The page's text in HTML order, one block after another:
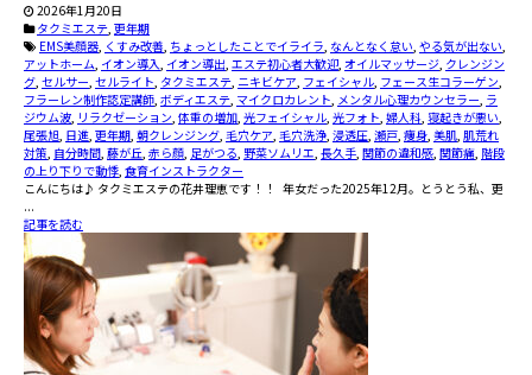
2026年1月20日
タクミエステ, 更年期
EMS美顔器, くすみ改善, ちょっとしたことでイライラ, なんとなく怠い, やる気が出ない,
アットホーム, イオン導入, イオン導出, エステ初心者大歓迎, オイルマッサージ, クレンジン
グ, セルサー, セルライト, タクミエステ, ニキビケア, フェイシャル, フェース生コラーゲン,
フラーレン制作認定講師, ボディエステ, マイクロカレント, メンタル心理カウンセラー, ラ
ジウム波, リラクゼーション, 体重の増加, 光フェイシャル, 光フォト, 婦人科, 寝起きが悪い,
尾張旭, 日進, 更年期, 朝クレンジング, 毛穴ケア, 毛穴洗浄, 浸透圧, 瀬戸, 痩身, 美肌, 肌荒れ
対策, 自分時間, 藤が丘, 赤ら顔, 足がつる, 野菜ソムリエ, 長久手, 関節の違和感, 関節痛, 階段
の上り下りで動悸, 食育インストラクター
こんにちは♪ タクミエステの花井理恵です！！ 年女だった2025年12月。とうとう私、更
...
記事を読む